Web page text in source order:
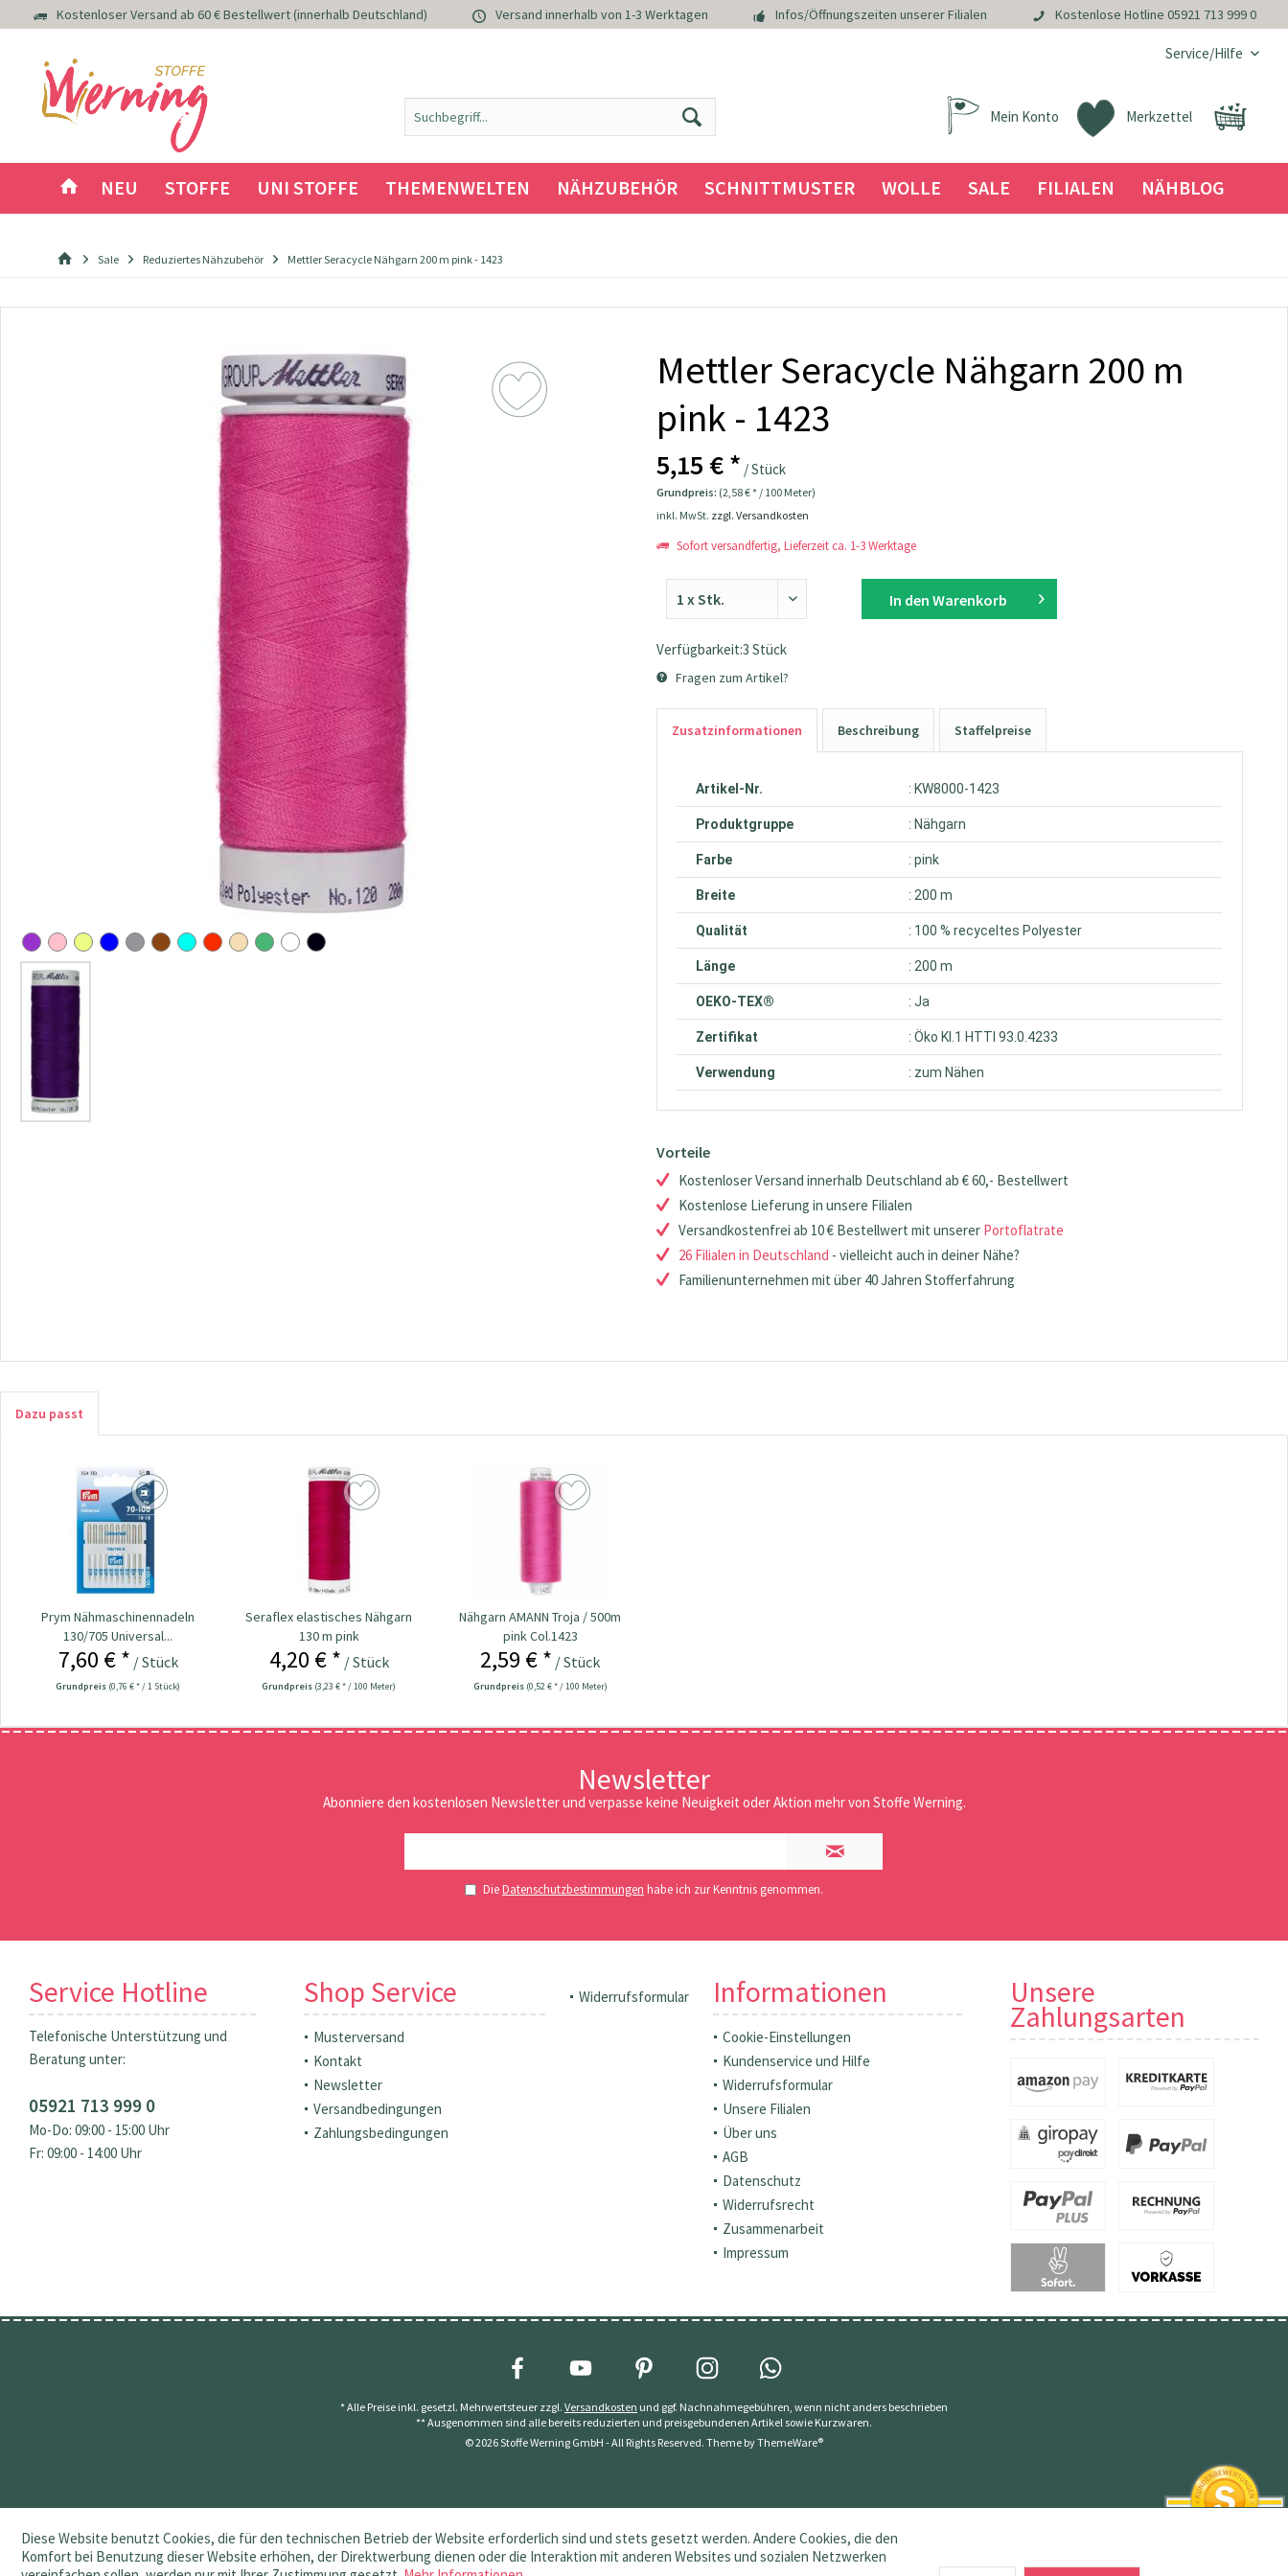
Kostenloser Versand ab 60 € Bestellwert (innerhalb Deutschland) Versand innerhalb von 1-3 Werktagen Infos/Öffnungszeiten unserer Filialen Kostenlose Hotline 05921 713 999 0
Service/Hilfe
Merkzettel
Mein Konto
NEU STOFFE UNI STOFFE THEMENWELTEN NÄHZUBEHÖR SCHNITTMUSTER WOLLE SALE FILIALEN NÄHBLOG
Sale Reduziertes Nähzubehör Mettler Seracycle Nähgarn 200 m pink - 1423
Mettler Seracycle Nähgarn 200 m
pink - 1423
5,15 € * / Stück
Grundpreis: (2,58 € * / 100 Meter)
inkl. MwSt. zzgl. Versandkosten
Sofort versandfertig, Lieferzeit ca. 1-3 Werktage
In den Warenkorb
Verfügbarkeit:3 Stück
Fragen zum Artikel?
Zusatzinformationen Beschreibung Staffelpreise
Artikel-Nr. : KW8000-1423
Produktgruppe : Nähgarn
Farbe : pink
Breite : 200 m
Qualität : 100 % recyceltes Polyester
Länge : 200 m
OEKO-TEX® : Ja
Zertifikat : Öko Kl.1 HTTI 93.0.4233
Verwendung : zum Nähen
Vorteile
Kostenloser Versand innerhalb Deutschland ab € 60,- Bestellwert
Kostenlose Lieferung in unsere Filialen
Versandkostenfrei ab 10 € Bestellwert mit unserer Portoflatrate
26 Filialen in Deutschland - vielleicht auch in deiner Nähe?
Familienunternehmen mit über 40 Jahren Stofferfahrung
Dazu passt
Prym Nähmaschinennadeln
130/705 Universal...
7,60 € * / Stück
Grundpreis (0,76 € * / 1 Stück)
Seraflex elastisches Nähgarn
130 m pink
4,20 € * / Stück
Grundpreis (3,23 € * / 100 Meter)
Nähgarn AMANN Troja / 500m
pink Col.1423
2,59 € * / Stück
Grundpreis (0,52 € * / 100 Meter)
Newsletter
Abonniere den kostenlosen Newsletter und verpasse keine Neuigkeit oder Aktion mehr von Stoffe Werning.
DieDatenschutzbestimmungen habe ich zur Kenntnis genommen.
Service Hotline
Telefonische Unterstützung und
Beratung unter:
05921 713 999 0
Mo-Do: 09:00 - 15:00 Uhr
Fr: 09:00 - 14:00 Uhr
Shop Service
Musterversand
Kontakt
Newsletter
Versandbedingungen
Zahlungsbedingungen
Widerrufsformular Informationen
Cookie-Einstellungen
Kundenservice und Hilfe
Widerrufsformular
Unsere Filialen
Über uns
AGB
Datenschutz
Widerrufsrecht
Zusammenarbeit
Impressum
Unsere
Zahlungsarten
* Alle Preise inkl. gesetzl. Mehrwertsteuer zzgl. Versandkosten und ggf. Nachnahmegebühren, wenn nicht anders beschrieben
** Ausgenommen sind alle bereits reduzierten und preisgebundenen Artikel sowie Kurzwaren.
© 2026 Stoffe Werning GmbH - All Rights Reserved. Theme byThemeWare®
Diese Website benutzt Cookies, die für den technischen Betrieb der Website erforderlich sind und stets gesetzt werden. Andere Cookies, die den
Komfort bei Benutzung dieser Website erhöhen, der Direktwerbung dienen oder die Interaktion mit anderen Websites und sozialen Netzwerken